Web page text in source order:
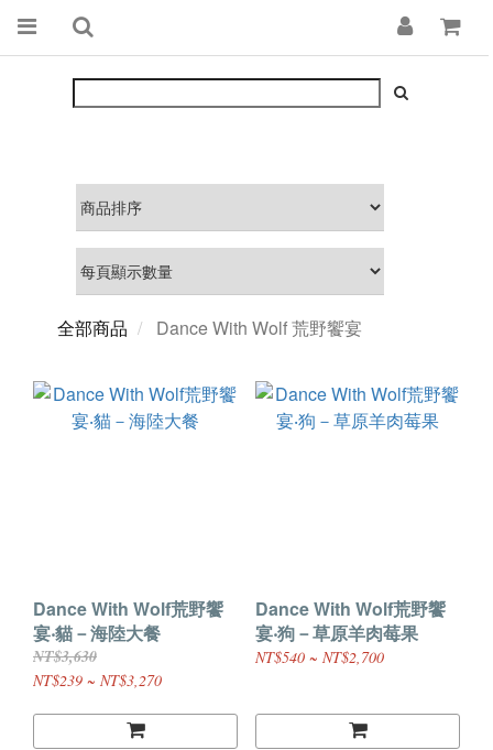
全部商品 Dance With Wolf 荒野饗宴
Dance With Wolf荒野饗
宴‧貓－海陸大餐
NT$3,630
NT$239 ~ NT$3,270
Dance With Wolf荒野饗
宴‧狗－草原羊肉莓果
NT$540 ~ NT$2,700